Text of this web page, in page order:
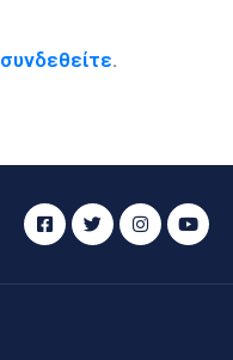
συνδεθείτε.